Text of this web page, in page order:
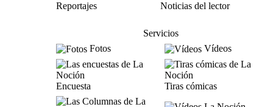
Reportajes
Noticias del lector
Servicios
Fotos
Vídeos
Encuesta Tiras cómicas